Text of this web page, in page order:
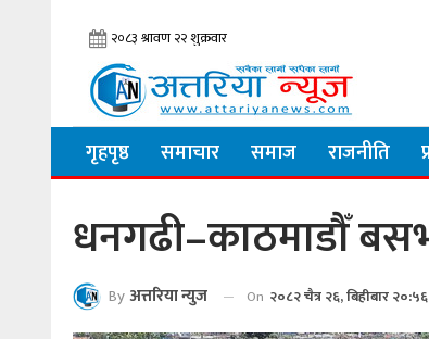
गृहपृष्ठ समाचार समाज राजनीति
धनगढी–काठमाडौँ
By अत्तरिया न्युज On २०८२ चैत्र २६, बिहीबार २०:५६